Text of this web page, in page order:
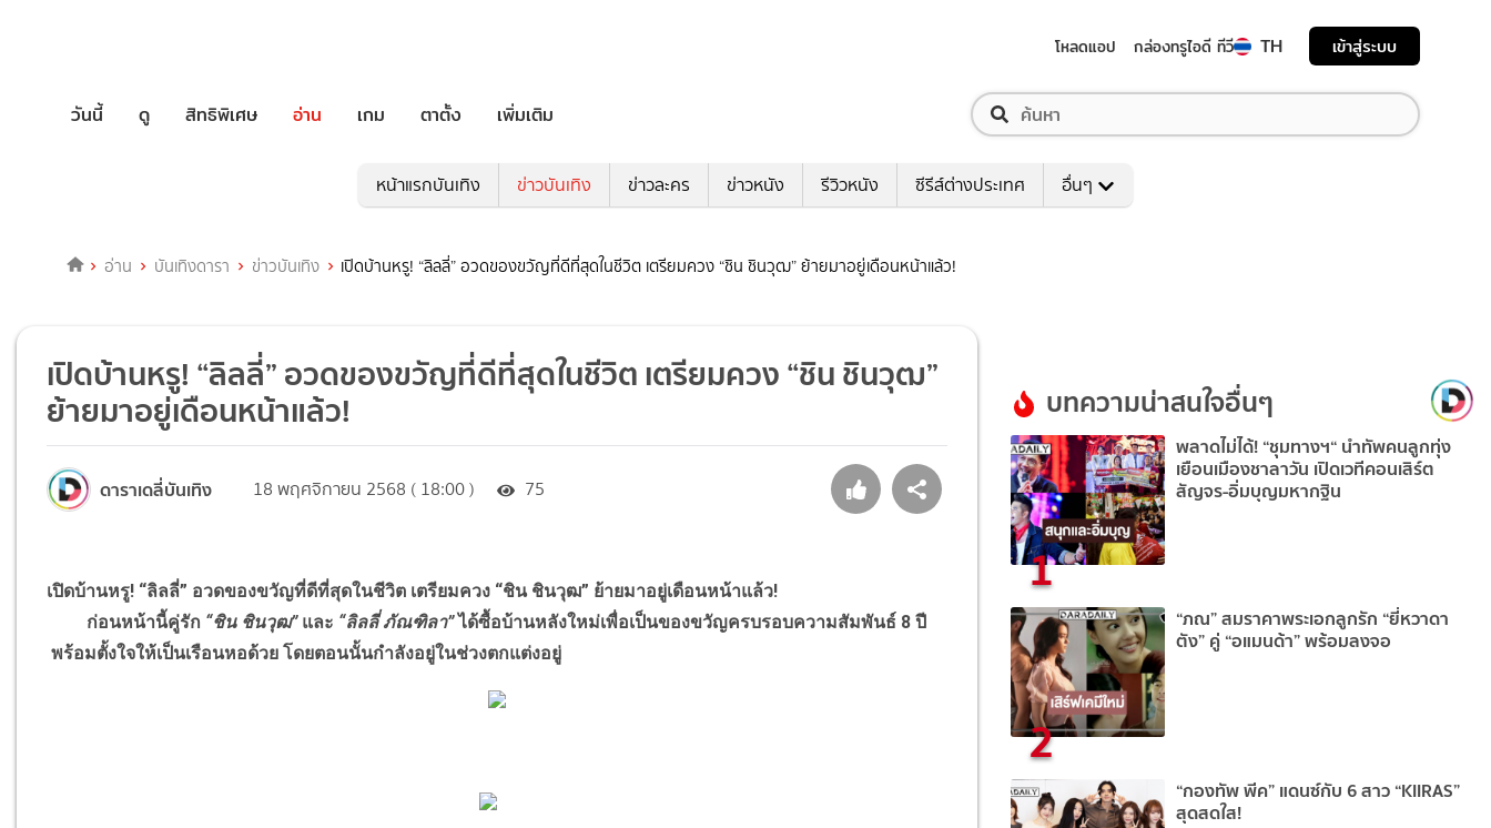
โหลดแอป กล่องทรูไอดี ทีวี TH เข้าสู่ระบบ
วันนี้ ดู สิทธิพิเศษ อ่าน เกม ตาตั้ง เพิ่มเติม
หน้าแรกบันเทิง ข่าวบันเทิง ข่าวละคร ข่าวหนัง รีวิวหนัง ซีรีส์ต่างประเทศ อื่นๆ
อ่าน บันเทิงดารา ข่าวบันเทิง เปิดบ้านหรู! “ลิลลี่” อวดของขวัญที่ดีที่สุดในชีวิต เตรียมควง “ชิน ชินวุฒ” ย้ายมาอยู่เดือนหน้าแล้ว!
เปิดบ้านหรู! “ลิลลี่” อวดของขวัญที่ดีที่สุดในชีวิต เตรียมควง “ชิน ชินวุฒ”
ย้ายมาอยู่เดือนหน้าแล้ว!
ดาราเดลี่บันเทิง 18 พฤศจิกายน 2568 ( 18:00 ) 75
เปิดบ้านหรู! “ลิลลี่” อวดของขวัญที่ดีที่สุดในชีวิต เตรียมควง “ชิน ชินวุฒ” ย้ายมาอยู่เดือนหน้าแล้ว!
ก่อนหน้านี้คู่รัก “ชิน ชินวุฒ” และ “ลิลลี่ ภัณฑิลา”ได้ซื้อบ้านหลังใหม่เพื่อเป็นของขวัญครบรอบความสัมพันธ์ 8 ปี
พร้อมตั้งใจให้เป็นเรือนหอด้วย โดยตอนนั้นกำลังอยู่ในช่วงตกแต่งอยู่
บทความน่าสนใจอื่นๆ
1
พลาดไม่ได้! “ชุมทางฯ“ นำทัพคนลูกทุ่ง
เยือนเมืองชาลาวัน เปิดเวทีคอนเสิร์ต
สัญจร-อิ่มบุญมหากฐิน
2
“ภณ” สมราคาพระเอกลูกรัก “ยี่หวาดา
ตัง” คู่ “อแมนด้า” พร้อมลงจอ
“กองทัพ พีค” แดนซ์กับ 6 สาว “KIIRAS”
สุดสดใส!